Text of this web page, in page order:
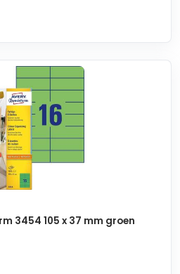
3454 105 x 37 mm groen